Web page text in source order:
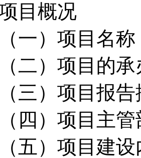
概况
项目名称
项目的承
项目报告
项目主管
目建设内